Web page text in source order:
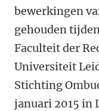
bewerkingen
gehouden
Faculteit der
Universiteit
Stichting
januari 2015 in